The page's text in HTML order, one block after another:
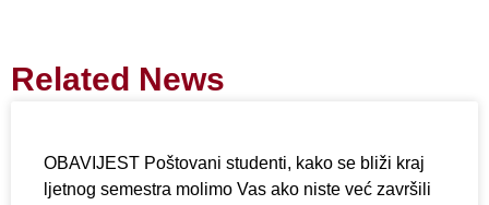
Related News
OBAVIJEST Poštovani studenti, kako se bliži kraj
ljetnog semestra molimo Vas ako niste već završili